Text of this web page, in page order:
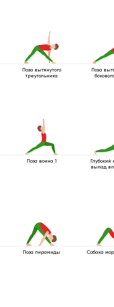
Поза вытянутого
треугольника
Поза
Поза воина 1
Глубокий
выпад
Поза пирамиды Собака